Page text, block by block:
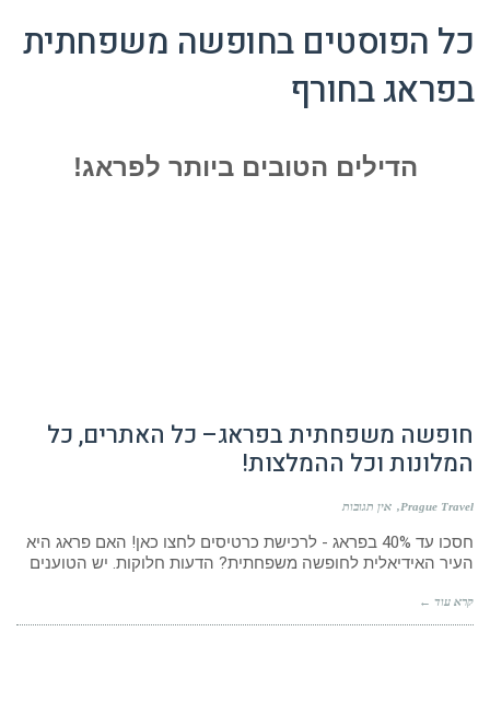
כל הפוסטים בחופשה משפחתית
בפראג בחורף
הדילים הטובים ביותר לפראג!
חופשה משפחתית בפראג– כל האתרים, כל
המלונות וכל ההמלצות!
Prague Travel אין תגובות
חסכו עד 40% בפראג - לרכישת כרטיסים לחצו כאן! האם פראג היא
העיר האידיאלית לחופשה משפחתית? הדעות חלוקות. יש הטוענים
קרא עוד ←